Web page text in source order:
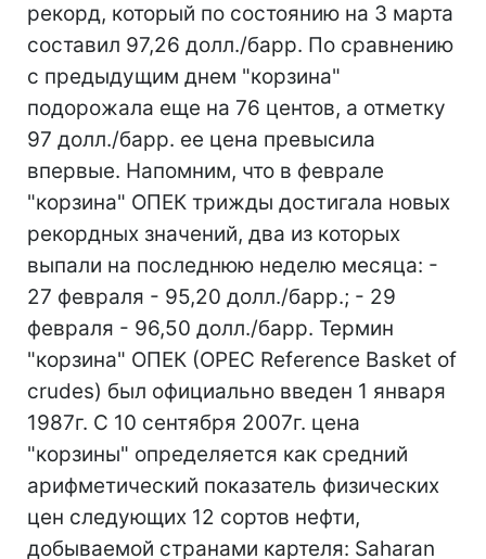
рекорд, который по состоянию на 3 марта
составил 97,26 долл./барр. По сравнению
с предыдущим днем "корзина"
подорожала еще на 76 центов, а отметку
97 долл./барр. ее цена превысила
впервые. Напомним, что в феврале
"корзина" ОПЕК трижды достигала новых
рекордных значений, два из которых
выпали на последнюю неделю месяца: -
27 февраля - 95,20 долл./барр.; - 29
февраля - 96,50 долл./барр. Термин
"корзина" ОПЕК (OPEC Reference Basket of
crudes) был официально введен 1 января
1987г. С 10 сентября 2007г. цена
"корзины" определяется как средний
арифметический показатель физических
цен следующих 12 сортов нефти,
добываемой странами картеля: Saharan